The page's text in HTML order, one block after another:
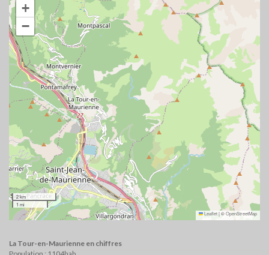
+
−
2 km
1 mi
Leaflet|©OpenStreetMap
La Tour-en-Maurienne en chiffres